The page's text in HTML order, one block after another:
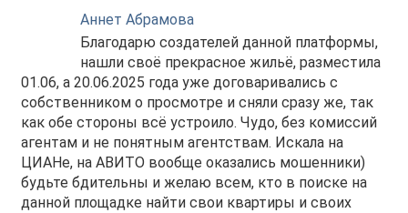
Аннет Абрамова
Благодарю создателей данной платформы,
нашли своё прекрасное жильё, разместила
01.06, а 20.06.2025 года уже договаривались с
собственником о просмотре и сняли сразу же, так
как обе стороны всё устроило. Чудо, без комиссий
агентам и не понятным агентствам. Искала на
ЦИАНе, на АВИТО вообще оказались мошенники)
будьте бдительны и желаю всем, кто в поиске на
данной площадке найти свои квартиры и своих